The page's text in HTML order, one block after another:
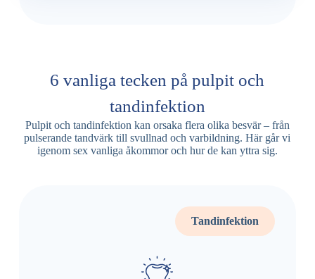
6 vanliga tecken på pulpit och
tandinfektion
Pulpit och tandinfektion kan orsaka flera olika besvär – från
pulserande tandvärk till svullnad och varbildning. Här går vi
igenom sex vanliga åkommor och hur de kan yttra sig.
Tandinfektion